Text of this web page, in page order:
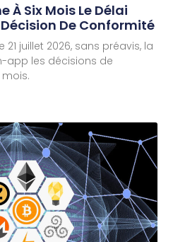
À Six Mois Le Délai
De Conformité
juillet 2026, sans préavis, la
app les décisions de